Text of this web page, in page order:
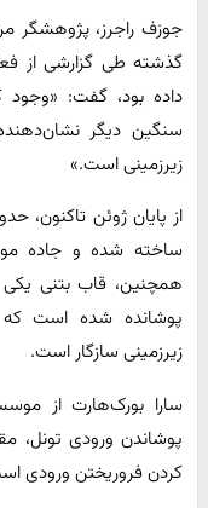
جوزف راجرز، پژوهشگر
گذشته طی گزارشی از
داده بود، گفت: «وجود
سنگین دیگر
زیرزمینی است.»
ساخته شده و جاده
همچنین، قاب بتنی
پوشانده شده است
زیرزمینی سازگار است.
سارا بورک‌هارت از
پوشاندن ورودی تونل،
کردن فروریختن ورودی